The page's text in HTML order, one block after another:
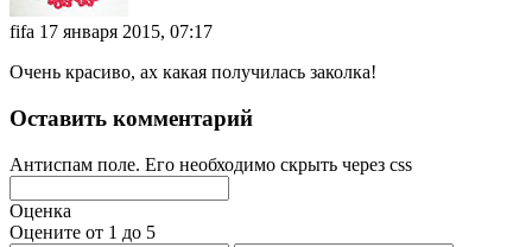
fifa 17 января 2015, 07:17
Очень красиво, ах какая получилась заколка!
Оставить комментарий
Антиспам поле. Его необходимо скрыть через css
Оценка
Оцените от 1 до 5